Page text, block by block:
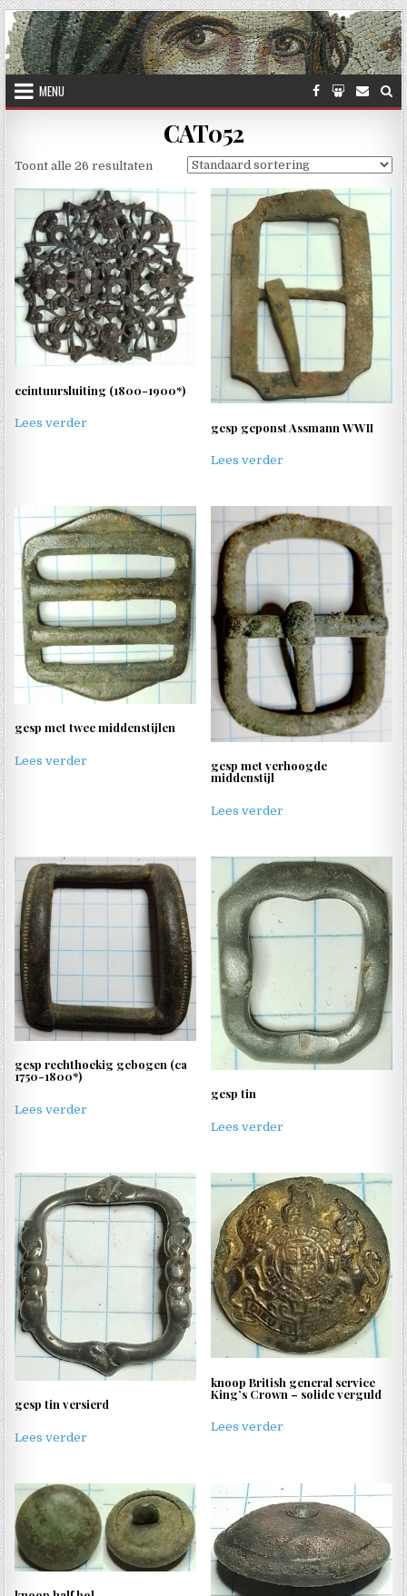
Skip to content
MENU
CAT052
Toont alle 26 resultaten
ceintuursluiting (1800-1900*)
Lees verder gesp geponst Assmann WWII
Lees verder
gesp met twee middenstijlen
Lees verder gesp met verhoogde
middenstijl
Lees verder
gesp rechthoekig gebogen (ca
1750-1800*)
Lees verder
gesp tin
Lees verder
gesp tin versierd
Lees verder
knoop British general service
King’s Crown – solide verguld
Lees verder